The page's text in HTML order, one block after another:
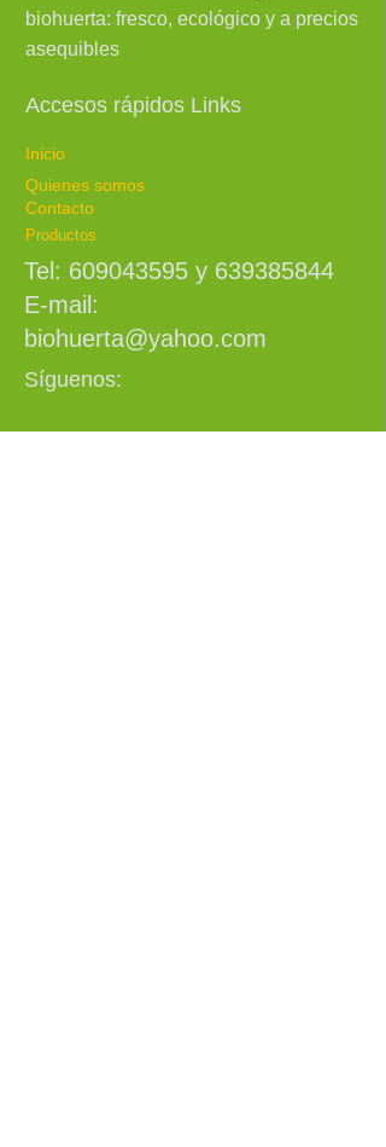
biohuerta: fresco, ecológico y a precios
asequibles
Accesos rápidos Links​
Inicio
Quienes somos
Contacto
Productos
Tel: 609043595 y 639385844
E-mail:
biohuerta@yahoo.com
Síguenos: